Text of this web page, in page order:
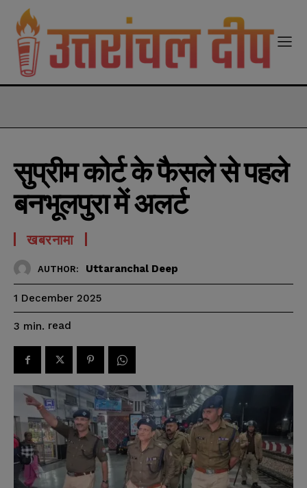
सुप्रीम कोर्ट के फैसले से पहले
बनभूलपुरा में अलर्ट
खबरनामा
AUTHOR: Uttaranchal Deep
1 December 2025
3 min. read